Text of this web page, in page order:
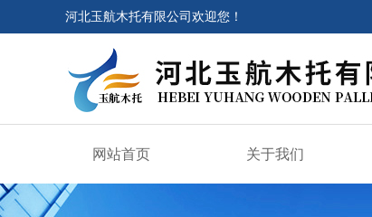
河北玉航木托有限公司欢迎您！
网站首页 关于我们